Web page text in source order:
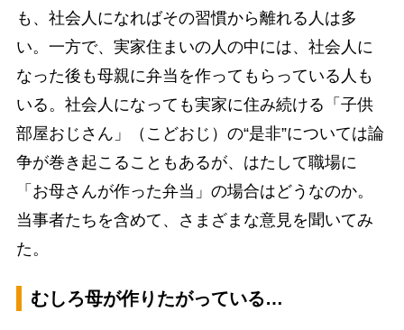
も、社会人になればその習慣から離れる人は多
い。一方で、実家住まいの人の中には、社会人に
なった後も母親に弁当を作ってもらっている人も
いる。社会人になっても実家に住み続ける「子供
部屋おじさん」（こどおじ）の“是非”については論
争が巻き起こることもあるが、はたして職場に
「お母さんが作った弁当」の場合はどうなのか。
当事者たちを含めて、さまざまな意見を聞いてみ
た。
むしろ母が作りたがっている…